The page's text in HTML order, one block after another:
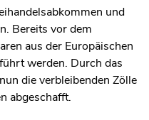
und
Bereits vor dem
aus der Europäischen
werden. Durch das
die verbleibenden Zölle
abgeschafft.